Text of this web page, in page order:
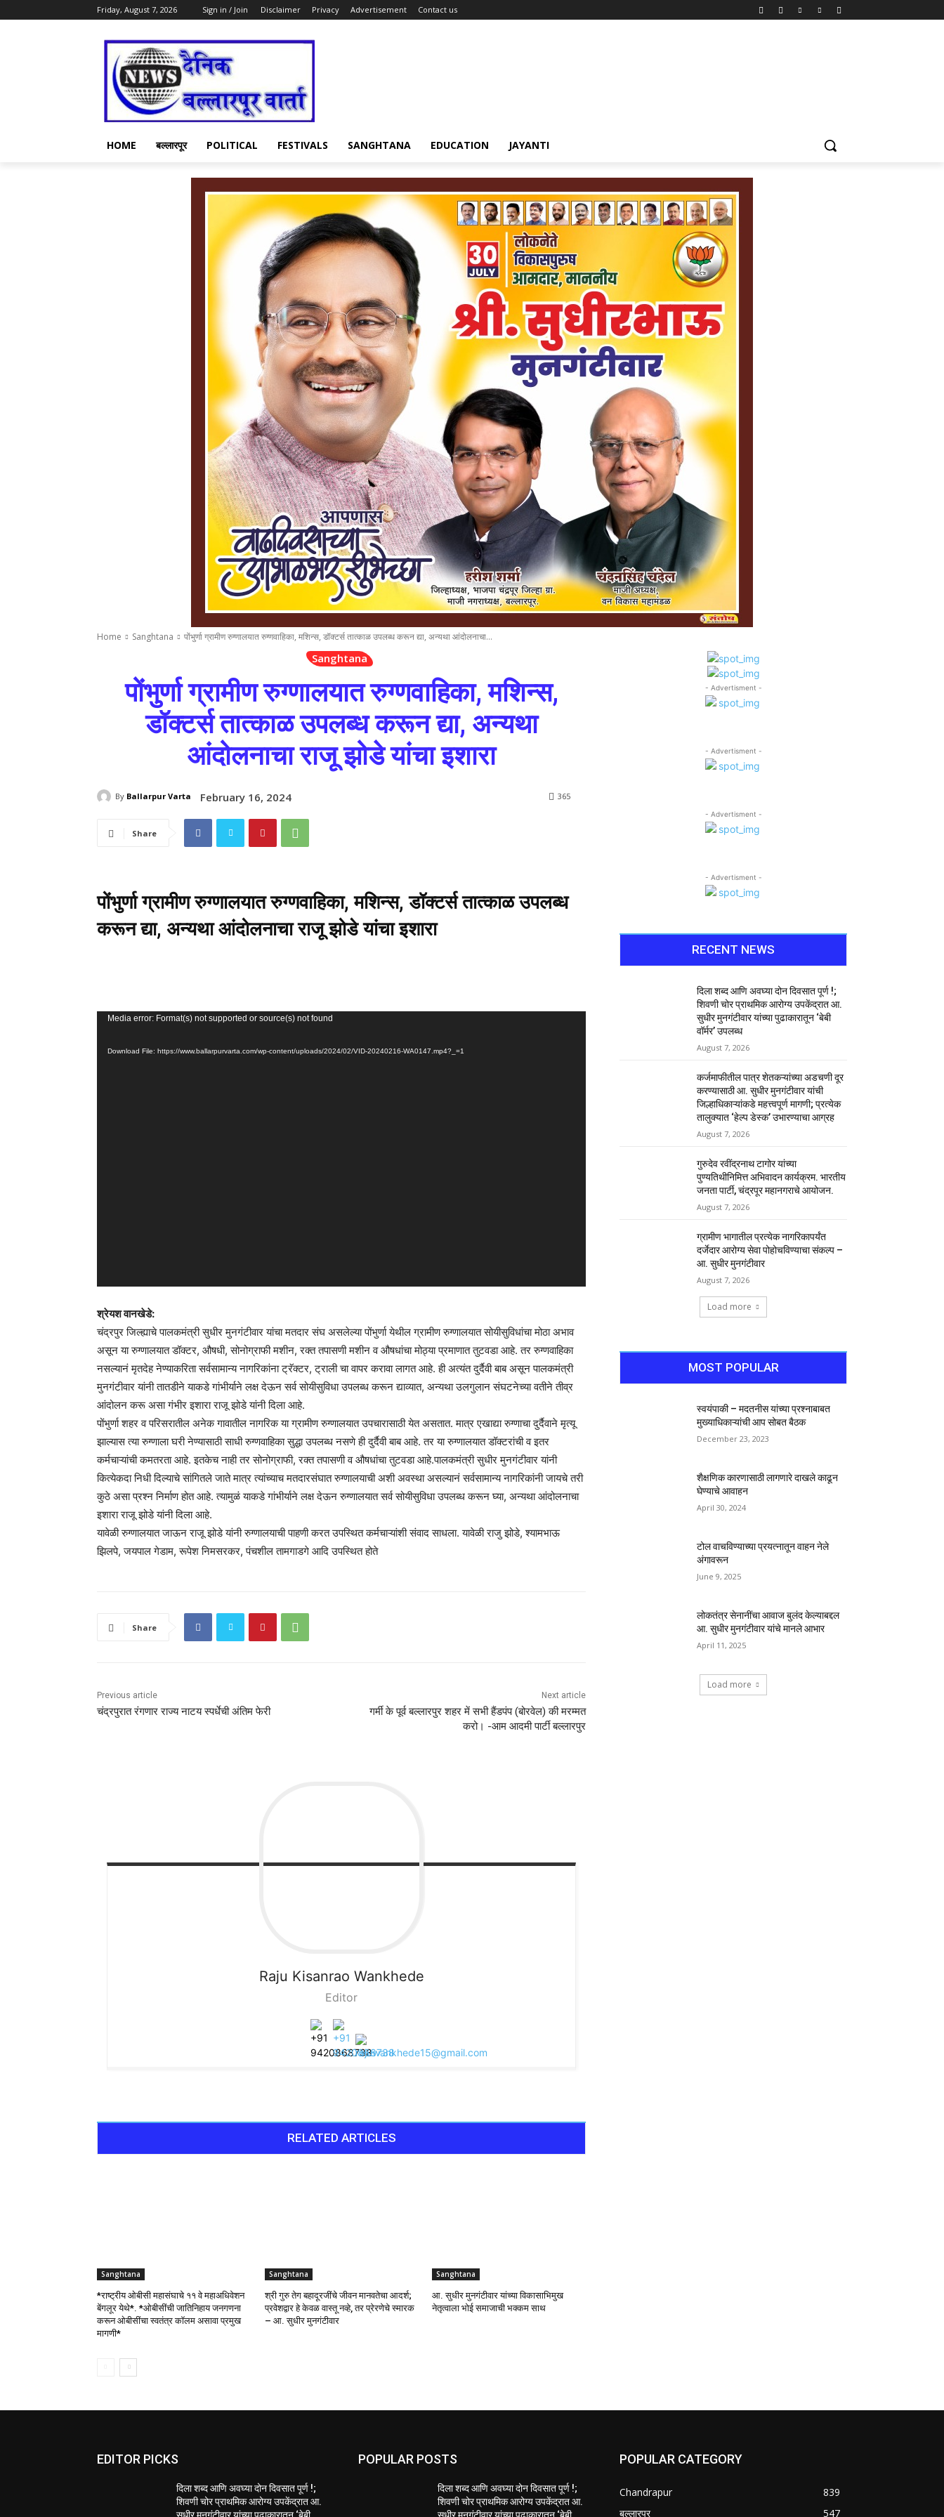
Friday, August 7, 2026 Sign in / Join Disclaimer Privacy Advertisement Contact us
HOME बल्लारपूर POLITICAL FESTIVALS SANGHTANA EDUCATION JAYANTI
Home Sanghtana पोंभुर्णा ग्रामीण रुग्णालयात रुग्णवाहिका, मशिन्स, डॉक्टर्स तात्काळ उपलब्ध करून द्या, अन्यथा आंदोलनाचा...
Sanghtana
पोंभुर्णा ग्रामीण रुग्णालयात रुग्णवाहिका, मशिन्स,
डॉक्टर्स तात्काळ उपलब्ध करून द्या, अन्यथा
आंदोलनाचा राजू झोडे यांचा इशारा
By Ballarpur Varta February 16, 2024 365
Share
पोंभुर्णा ग्रामीण रुग्णालयात रुग्णवाहिका, मशिन्स, डॉक्टर्स तात्काळ उपलब्ध
करून द्या, अन्यथा आंदोलनाचा राजू झोडे यांचा इशारा
Media error: Format(s) not supported or source(s) not found
Download File: https://www.ballarpurvarta.com/wp-content/uploads/2024/02/VID-20240216-WA0147.mp4?_=1
श्रेयश वानखेडे:
चंद्रपुर जिल्ह्याचे पालकमंत्री सुधीर मुनगंटीवार यांचा मतदार संघ असलेल्या पोंभुर्णा येथील ग्रामीण रुग्णालयात सोयीसुविधांचा मोठा अभाव
असून या रुग्णालयात डॉक्टर, औषधी, सोनोग्राफी मशीन, रक्त तपासणी मशीन व औषधांचा मोठ्या प्रमाणात तुटवडा आहे. तर रुग्णवाहिका
नसल्यानं मृतदेह नेण्याकरिता सर्वसामान्य नागरिकांना ट्रॅक्टर, ट्राली चा वापर करावा लागत आहे. ही अत्यंत दुर्दैवी बाब असून पालकमंत्री
मुनगंटीवार यांनी तातडीने याकडे गांभीर्याने लक्ष देऊन सर्व सोयीसुविधा उपलब्ध करून द्याव्यात, अन्यथा उलगुलान संघटनेच्या वतीने तीव्र
आंदोलन करू असा गंभीर इशारा राजू झोडे यांनी दिला आहे.
पोंभुर्णा शहर व परिसरातील अनेक गावातील नागरिक या ग्रामीण रुग्णालयात उपचारासाठी येत असतात. मात्र एखाद्या रुग्णाचा दुर्दैवाने मृत्यू
झाल्यास त्या रुग्णाला घरी नेण्यासाठी साधी रुग्णवाहिका सुद्धा उपलब्ध नसणे ही दुर्दैवी बाब आहे. तर या रुग्णालयात डॉक्टरांची व इतर
कर्मचाऱ्यांची कमतरता आहे. इतकेच नाही तर सोनोग्राफी, रक्त तपासणी व औषधांचा तुटवडा आहे.पालकमंत्री सुधीर मुनगंटीवार यांनी
कित्येकदा निधी दिल्याचे सांगितले जाते मात्र त्यांच्याच मतदारसंघात रुग्णालयाची अशी अवस्था असल्यानं सर्वसामान्य नागरिकांनी जायचे तरी
कुठे असा प्रश्न निर्माण होत आहे. त्यामुळं याकडे गांभीर्याने लक्ष देऊन रुग्णालयात सर्व सोयीसुविधा उपलब्ध करून घ्या, अन्यथा आंदोलनाचा
इशारा राजू झोडे यांनी दिला आहे.
यावेळी रुग्णालयात जाऊन राजू झोडे यांनी रुग्णालयाची पाहणी करत उपस्थित कर्मचाऱ्यांशी संवाद साधला. यावेळी राजु झोडे, श्यामभाऊ
झिलपे, जयपाल गेडाम, रूपेश निमसरकर, पंचशील तामगाडगे आदि उपस्थित होते
Share
Previous article
चंद्रपुरात रंगणार राज्य नाटय स्पर्धेची अंतिम फेरी
Next article
गर्मी के पूर्व बल्लारपुर शहर में सभी हैंडपंप (बोरवेल) की मरम्मत
करो। -आम आदमी पार्टी बल्लारपुर
Raju Kisanrao Wankhede
Editor
RELATED ARTICLES
Sanghtana
*राष्ट्रीय ओबीसी महासंघाचे ११ वे महाअधिवेशन
बेंगलूर येथे*. *ओबीसींची जातिनिहाय जनगणना
करून ओबीसींचा स्वतंत्र कॉलम असावा प्रमुख
मागणी*
Sanghtana
श्री गुरु तेग बहादूरजींचे जीवन मानवतेचा आदर्श;
प्रवेशद्वार हे केवळ वास्तू नव्हे, तर प्रेरणेचे स्मारक
– आ. सुधीर मुनगंटीवार
Sanghtana
आ. सुधीर मुनगंटीवार यांच्या विकासाभिमुख
नेतृत्वाला भोई समाजाची भक्कम साथ
- Advertisment -
- Advertisment -
- Advertisment -
- Advertisment -
RECENT NEWS
दिला शब्द आणि अवघ्या दोन दिवसात पूर्ण !;
शिवणी चोर प्राथमिक आरोग्य उपकेंद्रात आ.
सुधीर मुनगंटीवार यांच्या पुढाकारातून ‘बेबी
वॉर्मर’ उपलब्ध
August 7, 2026
कर्जमाफीतील पात्र शेतकऱ्यांच्या अडचणी दूर
करण्यासाठी आ. सुधीर मुनगंटीवार यांची
जिल्हाधिकाऱ्यांकडे महत्त्वपूर्ण मागणी; प्रत्येक
तालुक्यात ‘हेल्प डेस्क’ उभारण्याचा आग्रह
August 7, 2026
गुरुदेव रवींद्रनाथ टागोर यांच्या
पुण्यतिथीनिमित्त अभिवादन कार्यक्रम. भारतीय
जनता पार्टी, चंद्रपूर महानगराचे आयोजन.
August 7, 2026
ग्रामीण भागातील प्रत्येक नागरिकापर्यंत
दर्जेदार आरोग्य सेवा पोहोचविण्याचा संकल्प –
आ. सुधीर मुनगंटीवार
August 7, 2026
Load more
MOST POPULAR
स्वयंपाकी – मदतनीस यांच्या प्रश्नाबाबत
मुख्याधिकाऱ्यांची आप सोबत बैठक
December 23, 2023
शैक्षणिक कारणासाठी लागणारे दाखले काढून
घेण्याचे आवाहन
April 30, 2024
टोल वाचविण्याच्या प्रयत्नातून वाहन नेले
अंगावरून
June 9, 2025
लोकतंत्र सेनानींचा आवाज बुलंद केल्याबद्दल
आ. सुधीर मुनगंटीवार यांचे मानले आभार
April 11, 2025
Load more
EDITOR PICKS
दिला शब्द आणि अवघ्या दोन दिवसात पूर्ण !;
शिवणी चोर प्राथमिक आरोग्य उपकेंद्रात आ.
POPULAR POSTS
दिला शब्द आणि अवघ्या दोन दिवसात पूर्ण !;
शिवणी चोर प्राथमिक आरोग्य उपकेंद्रात आ.
POPULAR CATEGORY
Chandrapur
839
बल्लारपूर
547